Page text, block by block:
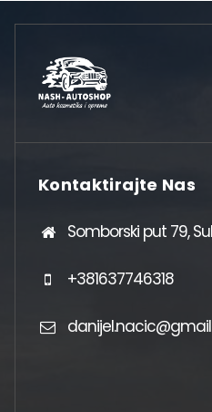
Kontaktirajte Nas
Somborski put 79,
+381637746318